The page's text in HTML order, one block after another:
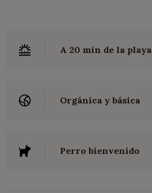
A 20 min de la playa
Orgánica y básica
Perro bienvenido